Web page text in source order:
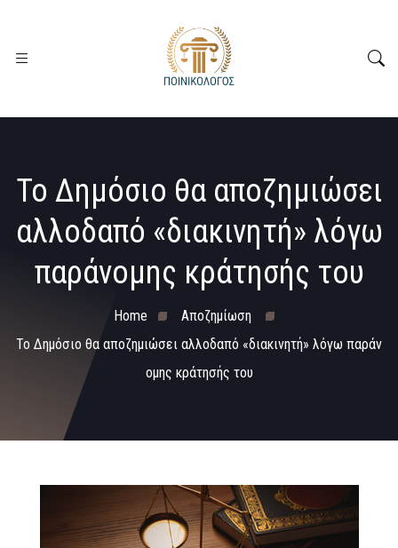
Το Δημόσιο θα αποζημιώσει
αλλοδαπό «διακινητή» λόγω
παράνομης κράτησής του
Home
Αποζημίωση
Το Δημόσιο θα αποζημιώσει αλλοδαπό «διακινητή» λόγω παράν
ομης κράτησής του